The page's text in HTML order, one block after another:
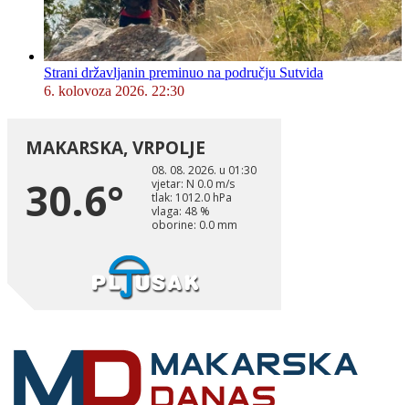
Strani državljanin preminuo na području Sutvida
6. kolovoza 2026. 22:30